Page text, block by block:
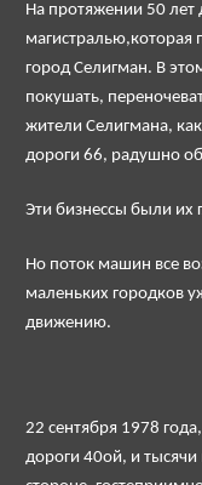
На протяжении 50 лет
магистралью,которая
город Селигман. В
покушать,
жители Селигмана,
дороги 66, радушно
Эти бизнессы были их
Но поток машин все
маленьких городков
движению.
22 сентября 1978
дороги 40ой, и